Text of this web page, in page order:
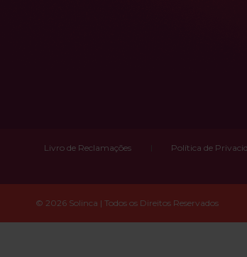
Livro de Reclamações Política de
© 2026 Solinca | Todos os Direitos Reservados